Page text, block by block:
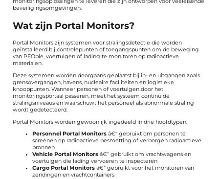
monitoringsoplossingen te leveren die zijn ontworpen voor veeleisende
beveiligingsomgevingen.
Wat zijn Portal Monitors?
Portal Monitors zijn systemen voor stralingsdetectie die worden
geïnstalleerd bij controlepunten of toegangspunten om de beweging
van PEOple, voertuigen of lading te monitoren op radioactieve
materialen.
Deze systemen worden doorgaans geplaatst bij in- en uitgangen zoals
grensovergangen, havens, nucleaire faciliteiten en logistieke
knooppunten. Wanneer personen of voertuigen door het
monitoringsportaal passeren, meet het systeem continu de
stralingsniveaus en waarschuwt het personeel als abnormale straling
wordt gedetecteerd.
Portal Monitors worden gewoonlijk ingedeeld in drie hoofdtypen:
Personnel Portal Monitorsâ€“ gebruikt om personen te
screenen op radioactieve besmetting of verborgen radioactieve
bronnen
Vehicle Portal Monitorsâ€“ gebruikt om vrachtwagens en
voertuigen die lading vervoeren te inspecteren
Cargo Portal Monitorsâ€“ gebruikt voor het monitoren van
zendingen en vrachtcontainers